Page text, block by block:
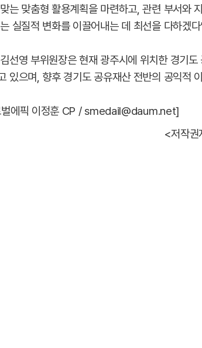
는 맞춤형 활용계획을 마련하고, 관련 부서와
실질적 변화를 이끌어내는 데 최선을 다하겠
선영 부위원장은 현재 광주시에 위치한 경기
있으며, 향후 경기도 공유재산 전반의 공익적
벌에픽 이정훈 CP / smedail@daum.net]
<저작